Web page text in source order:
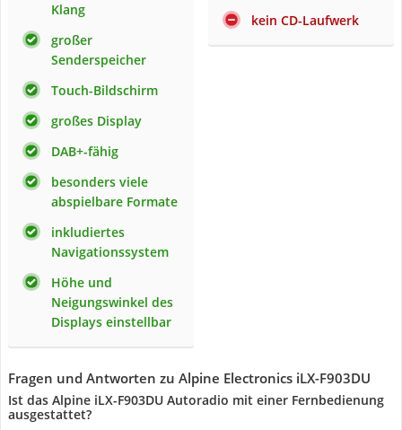
Klang
großer
Senderspeicher
Touch-Bildschirm
großes Display
DAB+-fähig
besonders viele
abspielbare Formate
inkludiertes
Navigationssystem
Höhe und
Neigungswinkel des
Displays einstellbar
kein CD-Laufwerk
Fragen und Antworten zu Alpine Electronics iLX-F903DU
Ist das Alpine iLX-F903DU Autoradio mit einer Fernbedienung
ausgestattet?